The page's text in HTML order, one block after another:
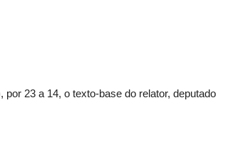
23 a 14, o texto-base do relator, deputado